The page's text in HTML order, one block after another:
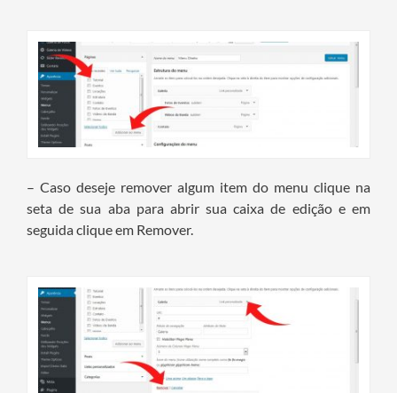
– Caso deseje remover algum item do menu clique na
seta de sua aba para abrir sua caixa de edição e em
seguida clique em Remover.